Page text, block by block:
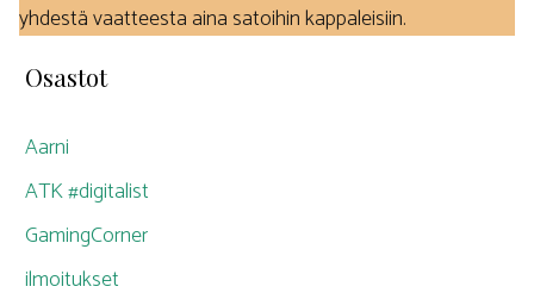
yhdestä vaatteesta aina satoihin kappaleisiin.
Osastot
Aarni
ATK #digitalist
GamingCorner
ilmoitukset